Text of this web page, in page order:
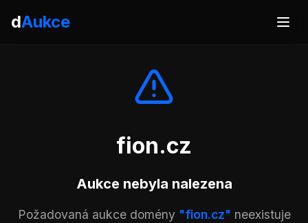
dAukce
fion.cz
Aukce nebyla nalezena
Požadovaná aukce domény "fion.cz" neexistuje